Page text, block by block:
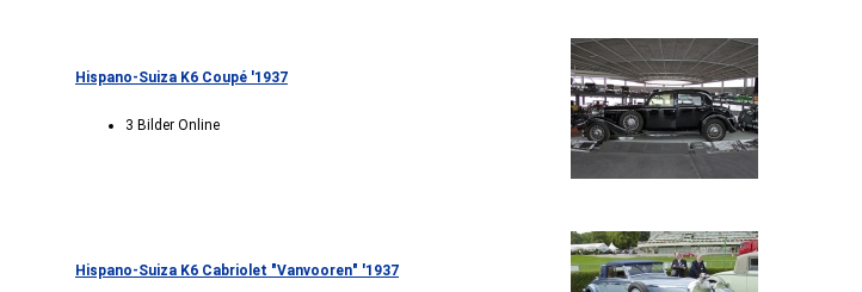
Hispano-Suiza K6 Coupé '1937
3 Bilder Online
Hispano-Suiza K6 Cabriolet "Vanvooren" '1937